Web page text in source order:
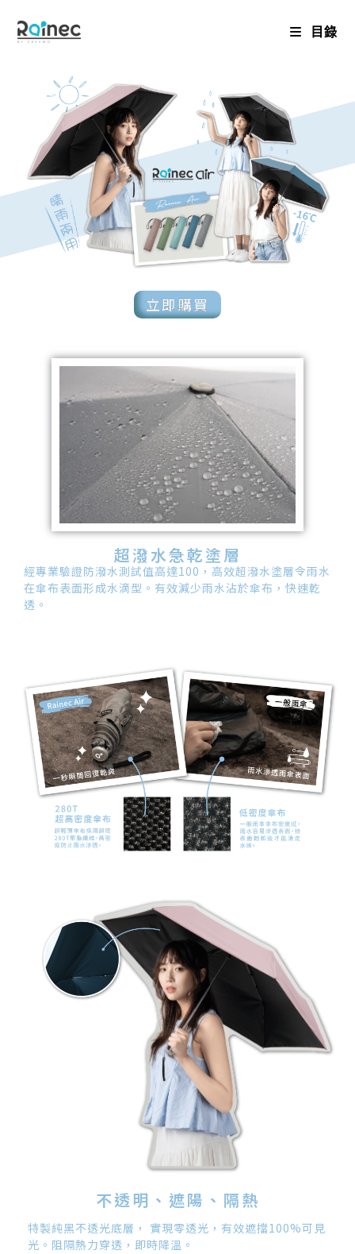
目錄
立即購買
超潑水急乾塗層
經專業驗證防潑水測試值高達100，高效超潑水塗層令雨水
在傘布表面形成水滴型。有效減少雨水沾於傘布，快速乾
透。
不透明、遮陽、隔熱
特製純黑不透光底層， 實現零透光，有效遮擋100%可見
光。阻隔熱力穿透，即時降溫。